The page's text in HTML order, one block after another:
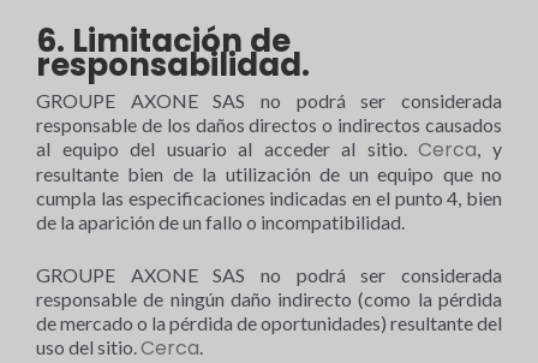
6. Limitación de
responsabilidad.
GROUPE AXONE SAS no podrá ser considerada
responsable de los daños directos o indirectos causados
al equipo del usuario al acceder al sitio.Cerca, y
resultante bien de la utilización de un equipo que no
cumpla las especificaciones indicadas en el punto 4, bien
de la aparición de un fallo o incompatibilidad.
GROUPE AXONE SAS no podrá ser considerada
responsable de ningún daño indirecto (como la pérdida
de mercado o la pérdida de oportunidades) resultante del
uso del sitio.Cerca.